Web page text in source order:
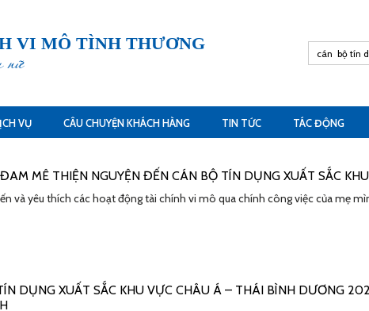
VI MÔ TÌNH THƯƠNG
VỤ CÂU CHUYỆN KHÁCH HÀNG TIN TỨC TÁC ĐỘNG
MÊ THIỆN NGUYỆN ĐẾN CÁN BỘ TÍN DỤNG XUẤT SẮC
và yêu thích các hoạt động tài chính vi mô qua chính công việc của mẹ
DỤNG XUẤT SẮC KHU VỰC CHÂU Á – THÁI BÌNH DƯƠNG